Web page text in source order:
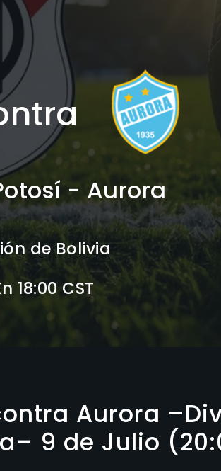
- Aurora
de Bolivia
18:00 CST
Aurora
9 de Julio